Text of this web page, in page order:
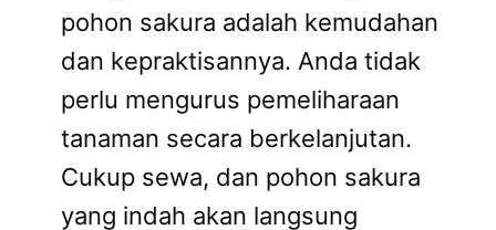
pohon sakura adalah kemudahan
dan kepraktisannya. Anda tidak
perlu mengurus pemeliharaan
tanaman secara berkelanjutan.
Cukup sewa, dan pohon sakura
yang indah akan langsung